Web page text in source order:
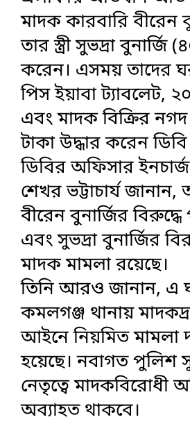
মাদক কারবারি বীরেন
তার স্ত্রী সুভদ্রা
করেন। এসময় তাদের
পিস ইয়াবা ট্যাবলেট,
এবং মাদক বিক্রির
টাকা উদ্ধার করেন ডিবি
ডিবির অফিসার
শেখর ভট্টাচার্য
বীরেন বুনার্জির বিরুদ্ধে
এবং সুভদ্রা বুনার্জির
মাদক মামলা রয়েছে।
তিনি আরও জানান, এ
কমলগঞ্জ থানায়
আইনে নিয়মিত মামলা
হয়েছে। নবাগত পুলিশ
নেতৃত্বে মাদকবিরোধী
অব্যাহত থাকবে।